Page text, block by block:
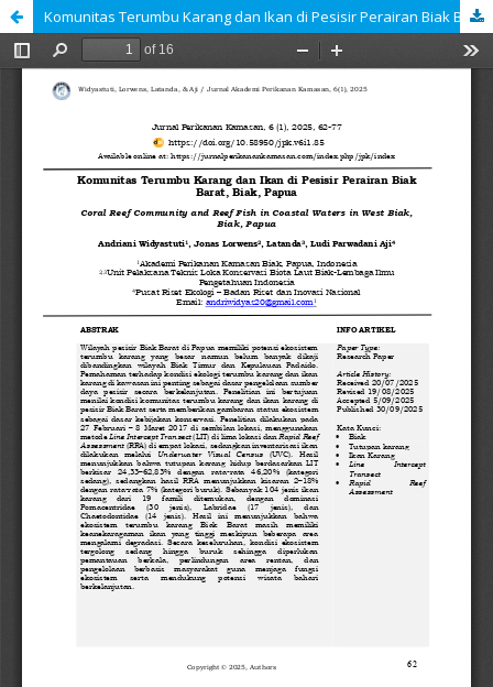
Komunitas Terumbu Karang dan Ikan di Pesisir Perairan Biak Barat, Biak, Papua